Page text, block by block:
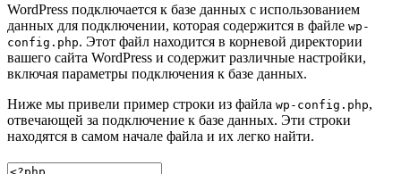
WordPress подключается к базе данных с использованием
данных для подключении, которая содержится в файле wp-
config.php. Этот файл находится в корневой директории
вашего сайта WordPress и содержит различные настройки,
включая параметры подключения к базе данных.
Ниже мы привели пример строки из файла wp-config.php,
отвечающей за подключение к базе данных. Эти строки
находятся в самом начале файла и их легко найти.